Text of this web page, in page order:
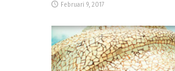
Februari 9, 2017